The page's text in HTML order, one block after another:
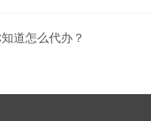
道怎么代办？